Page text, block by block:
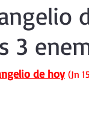
Curso del
3
de hoy (Jn